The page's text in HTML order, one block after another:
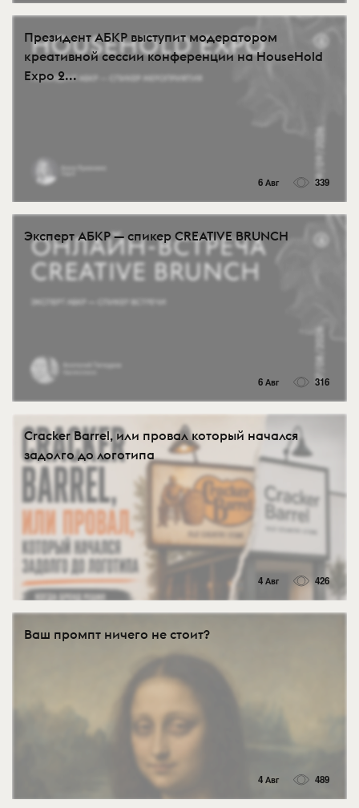
Президент АБКР выступит модератором
креативной сессии конференции на HouseHold
Expo 2...
6 Авг 339
Эксперт АБКР — спикер CREATIVE BRUNCH
6 Авг 316
Cracker Barrel, или провал который начался
задолго до логотипа
4 Авг 426
Ваш промпт ничего не стоит?
4 Авг 489